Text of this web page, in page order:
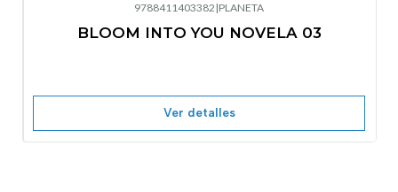
Nuevo
9788411403382 |PLANETA
BLOOM INTO YOU NOVELA 03
Ver detalles